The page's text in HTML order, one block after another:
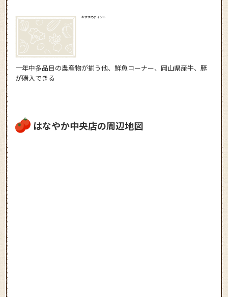
おすすめポイント
一年中多品目の農産物が揃う他、鮮魚コーナー、岡山県産牛、豚
が購入できる
はなやか中央店の周辺地図